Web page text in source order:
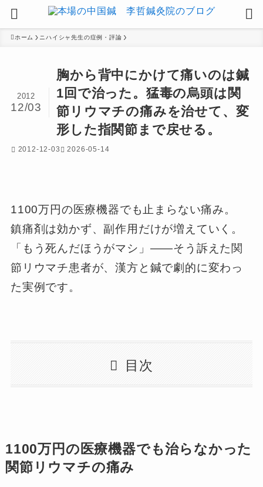
ホーム ニハイシャ先生の症例・評論
胸から背中にかけて痛いのは鍼
1回で治った。猛毒の烏頭は関
節リウマチの痛みを治せて、変
形した指関節まで戻せる。
2012
12/03
2012-12-03 2026-05-14
1100万円の医療機器でも止まらない痛み。
鎮痛剤は効かず、副作用だけが増えていく。
「もう死んだほうがマシ」――そう訴えた関
節リウマチ患者が、漢方と鍼で劇的に変わっ
た実例です。
目次
1100万円の医療機器でも治らなかった
関節リウマチの痛み